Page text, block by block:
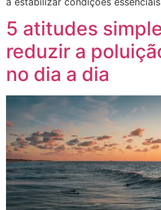
5 atitudes
reduzir a
no dia a dia